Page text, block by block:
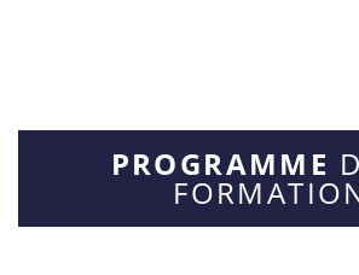
PROGRAMME